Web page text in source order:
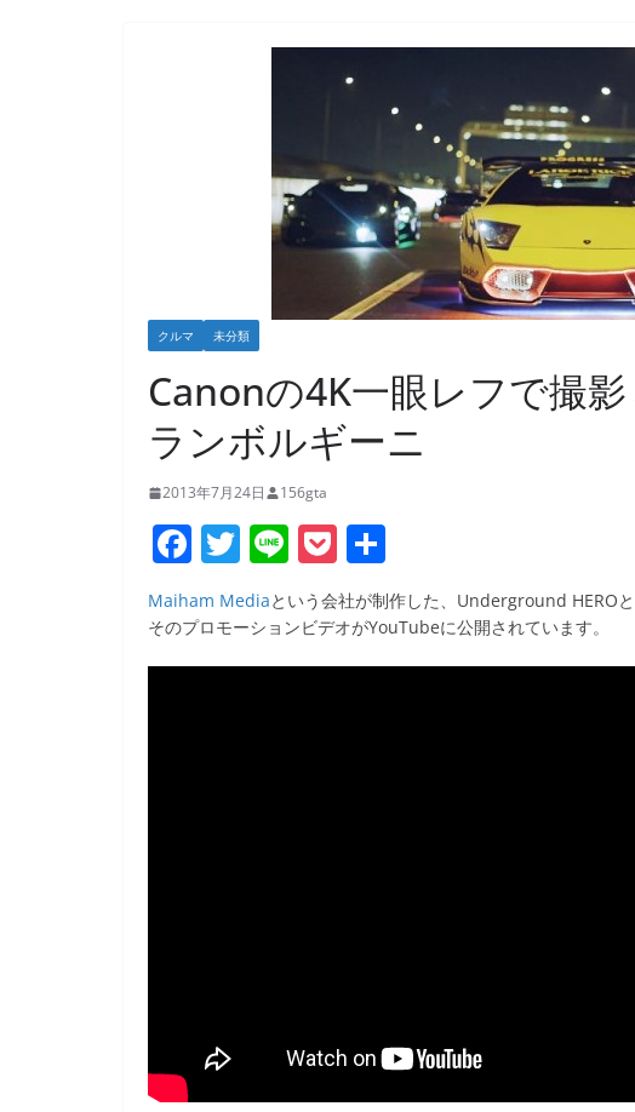
クルマ 未分類
Canonの4K一眼レフで撮
ランボルギーニ
2013年7月24日 156gta
F
c
e
T
w
itt
er
Li
n
e
P
o
ck
et
有
Maiham Mediaという会社が制作した、Underground HEROと
そのプロモーションビデオがYouTubeに公開されています。